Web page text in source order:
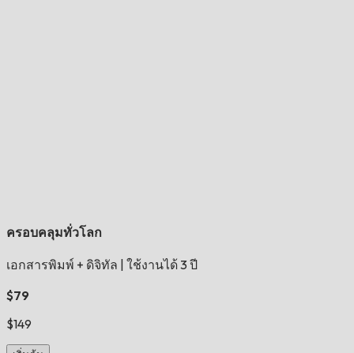
ครอบคลุมทั่วโลก
เอกสารพิมพ์ + ดิจิทัล ใช้งานได้ 3 ปี
$79
$149